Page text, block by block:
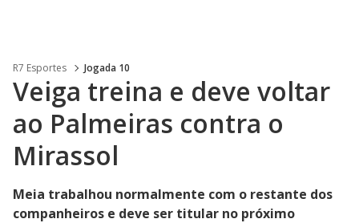
R7 Esportes Jogada 10
Veiga treina e deve voltar
ao Palmeiras contra o
Mirassol
Meia trabalhou normalmente com o restante dos
companheiros e deve ser titular no próximo